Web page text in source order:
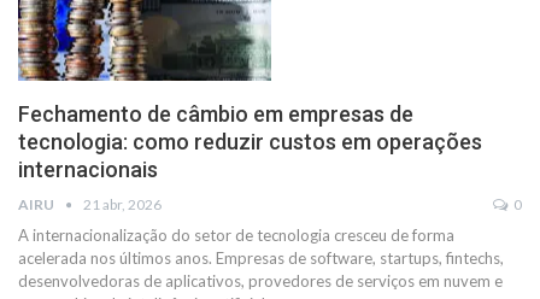
Fechamento de câmbio em empresas de
tecnologia: como reduzir custos em operações
internacionais
AIRU 21 abr, 2026 0
A internacionalização do setor de tecnologia cresceu de forma
acelerada nos últimos anos. Empresas de software, startups, fintechs,
desenvolvedoras de aplicativos, provedores de serviços em nuvem e